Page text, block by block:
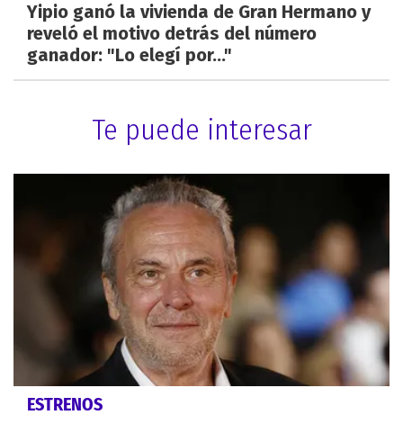
Yipio ganó la vivienda de Gran Hermano y
reveló el motivo detrás del número
ganador: "Lo elegí por..."
Te puede interesar
ESTRENOS